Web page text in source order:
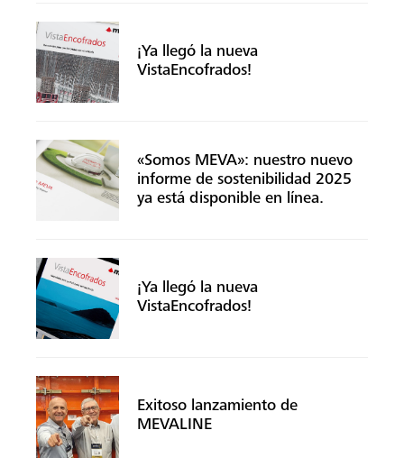
¡Ya llegó la nueva
VistaEncofrados!
«Somos MEVA»: nuestro nuevo
informe de sostenibilidad 2025
ya está disponible en línea.
¡Ya llegó la nueva
VistaEncofrados!
Exitoso lanzamiento de
MEVALINE